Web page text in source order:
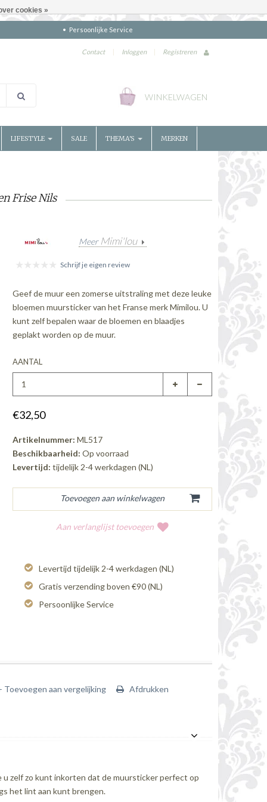
Persoonlijke Service
Contact | Inloggen | Registreren
WINKELWAGEN
LIFESTYLE SALE THEMA'S MERKEN
Frise Nils
Meer Mimi'lou
Schrijf je eigen review
Geef de muur een zomerse uitstraling met deze leuke
bloemen muursticker van het Franse merk Mimilou. U
kunt zelf bepalen waar de bloemen en blaadjes
geplakt worden op de muur.
AANTAL
€32,50
Artikelnummer: ML517
Beschikbaarheid: Op voorraad
Levertijd: tijdelijk 2-4 werkdagen (NL)
Aan verlanglijst toevoegen
Levertijd tijdelijk 2-4 werkdagen (NL)
Gratis verzending boven €90 (NL)
Persoonlijke Service
Toevoegen aan vergelijking Afdrukken
zelf zo kunt inkorten dat de muursticker perfect op
het lint aan kunt brengen.
cookies »